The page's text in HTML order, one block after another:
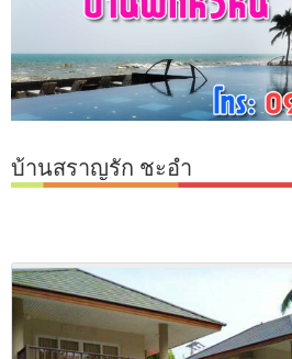
บ้านสราญรัก ชะอำ